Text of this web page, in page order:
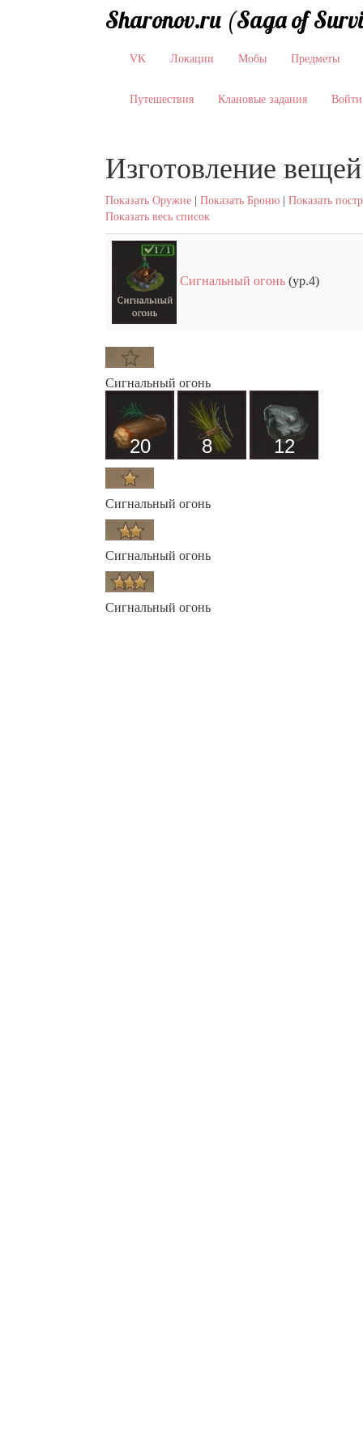
Sharonov.ru (Saga of
VK Локации Мобы Предметы
Путешествия Клановые задания Войти
Изготовление
Показать Оружие Показать Броню
Показать
Показать весь список
Сигнальный огонь (ур.4)
Сигнальный огонь
20 8 12
Сигнальный огонь
Сигнальный огонь
Сигнальный огонь